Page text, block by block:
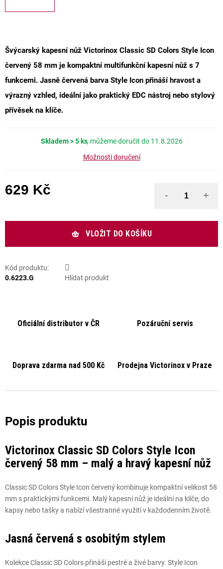
Švýcarský kapesní nůž Victorinox Classic SD Colors Style Icon
červený 58 mm je kompaktní multifunkční kapesní nůž s 7
funkcemi. Jasně červená barva Style Icon přináší hravost a
výrazný vzhled, ideální jako praktický EDC nástroj nebo stylový
přívěsek na klíče.
Skladem> 5 ks
11.8.2026
Možnosti doručení
629 Kč
VLOŽIT DO KOŠÍKU
Kód produktu:
0.6223.G
Hlídat produkt
Oficiální distributor v ČR Pozáruční servis
Doprava zdarma nad 500 Kč Prodejna Victorinox v Praze
Victorinox Classic SD Colors Style Icon
červený 58 mm – malý a hravý kapesní nůž
Classic SD Colors Style Icon červený kombinuje kompaktní velikost 58
mm s praktickými funkcemi. Malý kapesní nůž je ideální na klíče, do
kapsy nebo tašky a nabízí všestranné využití v každodenním životě.
Jasná červená s osobitým stylem
Kolekce Classic SD Colors přináší pestré a živé barvy. Style Icon